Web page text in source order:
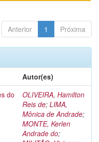
Anterior 1 Próxima
Autor(es)
do
OLIVEIRA, Hamilton
Reis de; LIMA,
Mônica de Andrade;
MONTE, Kerlen
Andrade do;